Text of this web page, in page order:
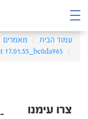
עמוד הבית
מאמרים
צרו עימנו